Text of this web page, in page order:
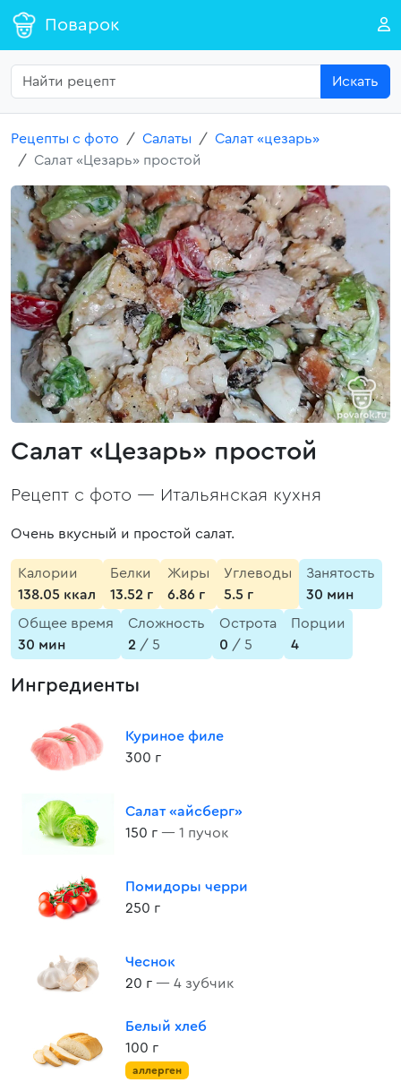
Поварок
Искать
Рецепты с фото Салаты
Салат «цезарь»
Салат «Цезарь» простой
Салат «Цезарь» простой
Рецепт с фото — Итальянская кухня
Очень вкусный и простой салат.
Калории
138.05 ккал
Белки
13.52 г
Жиры
6.86 г
Углеводы
5.5 г
Занятость
30 мин
Общее время
30 мин
Сложность
2 / 5
Острота
0 / 5
Порции
4
Ингредиенты
Куриное филе
300 г
Салат «айсберг»
150 г — 1 пучок
Помидоры черри
250 г
Чеснок
20 г — 4 зубчик
Белый хлеб
100 г
аллерген